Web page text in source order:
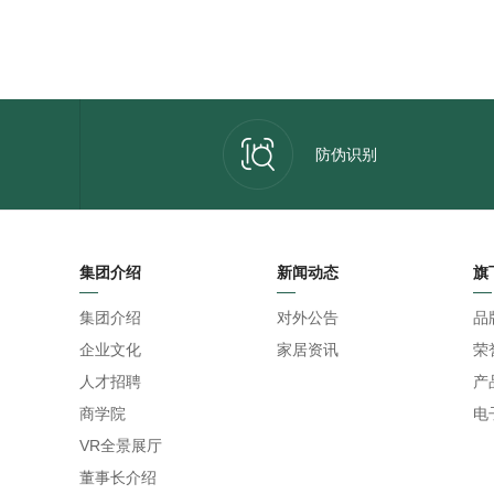
防伪识别
集团介绍
集团介绍
企业文化
人才招聘
商学院
VR全景展厅
董事长介绍
新闻动态
对外公告
家居资讯
旗
品
荣
产
电